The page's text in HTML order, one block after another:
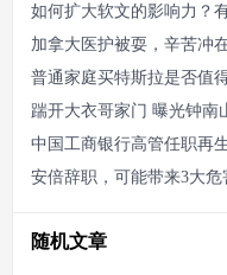
如何扩大软文的影响力？
加拿大医护被耍，辛苦冲
普通家庭买特斯拉是否值
踹开大衣哥家门 曝光钟南
中国工商银行高管任职再
安倍辞职，可能带来3大危
随机文章